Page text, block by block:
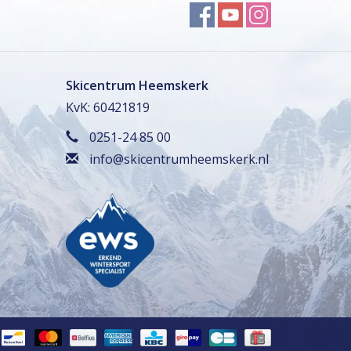
Skicentrum Heemskerk
KvK: 60421819
0251-24 85 00
info@skicentrumheemskerk.nl